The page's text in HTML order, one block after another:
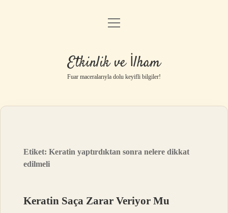
Anasayfa
Gizlilik Politikası
Yasal Uyarı
menüyü
Etkinlik ve İlham
Fuar maceralarıyla dolu keyifli bilgiler!
Etiket:Keratin yaptırdıktan sonra nelere dikkat
edilmeli
Keratin Saça Zarar Veriyor Mu